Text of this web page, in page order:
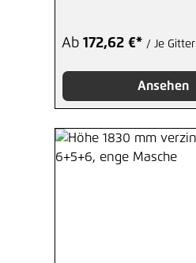
Ab 172,62 €* / Je Gitter
Ansehen